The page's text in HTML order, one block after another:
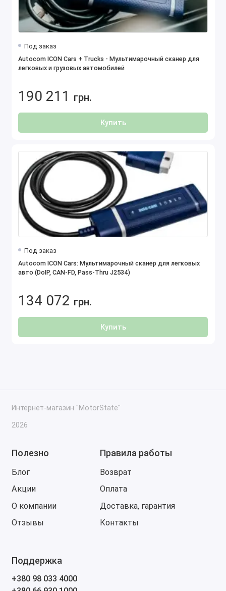
Под заказ
Autocom ICON Cars + Trucks - Мультимарочный сканер для
легковых и грузовых автомобилей
190 211 грн.
Купить
Под заказ
Autocom ICON Cars: Мультимарочный сканер для легковых
авто (DoIP, CAN-FD, Pass-Thru J2534)
134 072 грн.
Купить
Интернет-магазин "MotorState"
2026
Полезно
Блог
Акции
О компании
Отзывы
Правила работы
Возврат
Оплата
Доставка, гарантия
Контакты
Поддержка
+380 98 033 4000